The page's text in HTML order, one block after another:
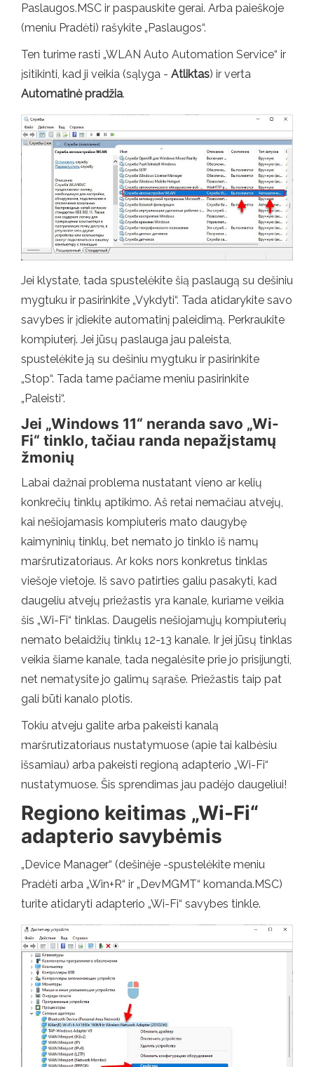
Paslaugos.MSC ir paspauskite gerai. Arba paieškoje
(meniu Pradėti) rašykite „Paslaugos“.
Ten turime rasti „WLAN Auto Automation Service“ ir
įsitikinti, kad ji veikia (sąlyga - Atliktas) ir verta
Automatinė pradžia.
Jei klystate, tada spustelėkite šią paslaugą su dešiniu
mygtuku ir pasirinkite „Vykdyti“. Tada atidarykite savo
savybes ir įdiekite automatinį paleidimą. Perkraukite
kompiuterį. Jei jūsų paslauga jau paleista,
spustelėkite ją su dešiniu mygtuku ir pasirinkite
„Stop“. Tada tame pačiame meniu pasirinkite
„Paleisti“.
Jei „Windows 11“ neranda savo „Wi-
Fi“ tinklo, tačiau randa nepažįstamų
žmonių
Labai dažnai problema nustatant vieno ar kelių
konkrečių tinklų aptikimo. Aš retai nemačiau atvejų,
kai nešiojamasis kompiuteris mato daugybę
kaimyninių tinklų, bet nemato jo tinklo iš namų
maršrutizatoriaus. Ar koks nors konkretus tinklas
viešoje vietoje. Iš savo patirties galiu pasakyti, kad
daugeliu atvejų priežastis yra kanale, kuriame veikia
šis „Wi-Fi“ tinklas. Daugelis nešiojamųjų kompiuterių
nemato belaidžių tinklų 12-13 kanale. Ir jei jūsų tinklas
veikia šiame kanale, tada negalėsite prie jo prisijungti,
net nematysite jo galimų sąraše. Priežastis taip pat
gali būti kanalo plotis.
Tokiu atveju galite arba pakeisti kanalą
maršrutizatoriaus nustatymuose (apie tai kalbėsiu
išsamiau) arba pakeisti regioną adapterio „Wi-Fi“
nustatymuose. Šis sprendimas jau padėjo daugeliui!
Regiono keitimas „Wi-Fi“
adapterio savybėmis
„Device Manager“ (dešinėje -spustelėkite meniu
Pradėti arba „Win+R“ ir „DevMGMT“ komanda.MSC)
turite atidaryti adapterio „Wi-Fi“ savybes tinkle.